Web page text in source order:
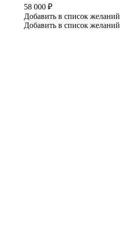
58 000 ₽
Добавить в список желаний
Добавить в список желаний